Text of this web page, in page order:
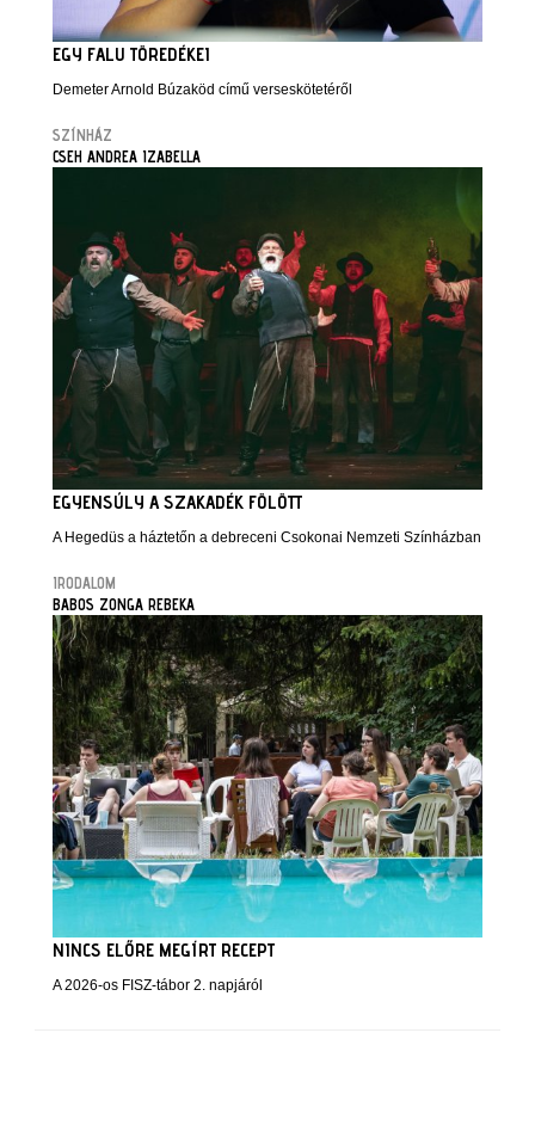
EGY FALU TÖREDÉKEI
Demeter Arnold Búzaköd című verseskötetéről
SZÍNHÁZ
CSEH ANDREA IZABELLA
EGYENSÚLY A SZAKADÉK FÖLÖTT
A Hegedüs a háztetőn a debreceni Csokonai Nemzeti Színházban
IRODALOM
BABOS ZONGA REBEKA
NINCS ELŐRE MEGÍRT RECEPT
A 2026-os FISZ-tábor 2. napjáról